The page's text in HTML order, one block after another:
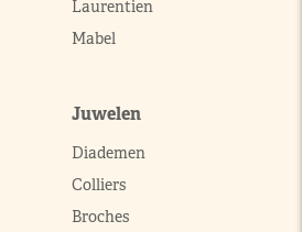
Laurentien
Mabel
Juwelen
Diademen
Colliers
Broches